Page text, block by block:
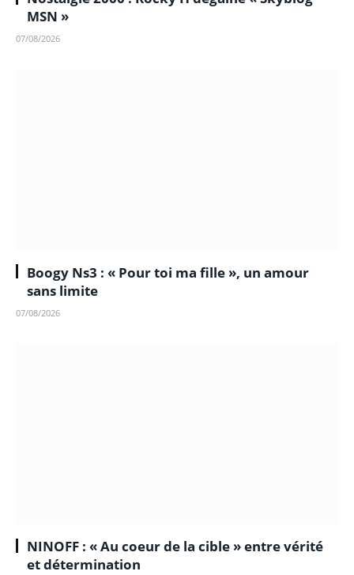
MSN »
07/08/2026
Boogy Ns3 : « Pour toi ma fille », un amour
sans limite
07/08/2026
NINOFF : « Au coeur de la cible » entre vérité
et détermination